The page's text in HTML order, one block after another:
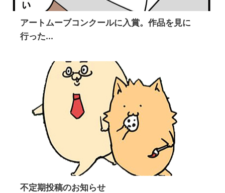
アートムーブコンクールに入賞。作品を見に
行った...
不定期投稿のお知らせ